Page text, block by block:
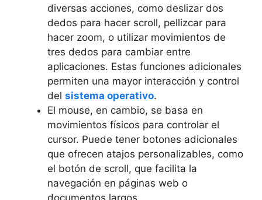
diversas acciones, como deslizar dos
dedos ‌para hacer scroll, pellizcar para
hacer ⁣zoom, o utilizar movimientos ⁢de
tres dedos para cambiar⁤ entre
aplicaciones. Estas funciones ‍adicionales ​
permiten una​ mayor interacción ‌y control
del sistema operativo.
El mouse, en cambio, se basa en
movimientos físicos para controlar el
cursor. Puede tener botones ⁤adicionales
que ofrecen ⁣atajos personalizables,‍ como
el botón ⁢de scroll, que facilita la
navegación en páginas web o
documentos⁣ largos.